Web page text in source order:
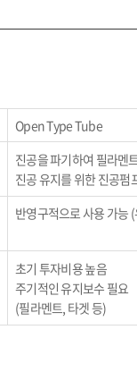
Open Type Tube
진공을 파기하여 필라멘
진공 유지를 위한 진공펌
반영구적으로 사용 가능
초기 투자비용 높음
주기적인 유지보수 필요
(필라멘트, 타겟 등)